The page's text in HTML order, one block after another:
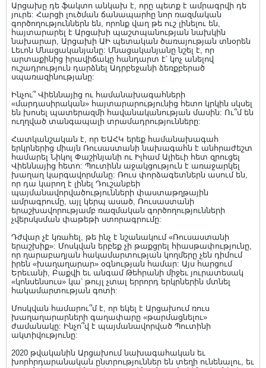
Արցախը դե ֆակտո անկախ է, որը պետք է ամրագրվի դե
յուրե: Հարցի լուծման ճանապարհը նոր ռազմական
գործողություններն են, որոնք վաղ թե ուշ լինելու են,
հայտարարել է Արցախի պաշտպանության նախկին
նախարար, Արցախի ԱԻ պետական ծառայության տնօրեն
Լեւոն Մնացականյանը: Մնացականյանը նշել է, որ
արտաքինից իրավիճակը հանդարտ է՝ կոչ անելով
ուշադրություն դարձնել Ադրբեջանի ձեռքբերած
սպառազինությանը:
Ինչու՞ Վիեննայից ու համանախագահների
«մարդասիրական» հայտարարությունից հետո կրկին սկսել
են խոսել պատերազմի հավանականության մասին: Ու՞մ են
ուղղված տանգապալի տրամադրությունները:
Հատկանշական է, որ ԵԱՀԿ երեք համանախագահ
երկրներից միայն Ռուսաստանի նախագահն է անհրաժեշտ
համարել Նիկոլ Փաշինյանի ու Իլհամ Ալիեւի հետ զրուցել
Վիեննայից հետո: Պուտինն աջակցություն է առաջարկել
խաղաղ կարգավորմանը: Ռուս փորձագետներն ասում են,
որ դա կարող է լինել Դուշանբեի
պայմանավորվածությունների փաստաթղթային
ամրագրումը, այլ կերպ ասած, Ռուսաստանի
երաշխավորությամբ ռազմական գործողությունների
չվերսկսման փաթեթի ստորագրումը:
Դժվար չէ կռահել, թե ինչ է նշանակում «Ռուսաստանի
երաշխիք»: Մոսկվան երբեք չի թաքցրել հիասթափությունը,
որ ղարաբաղյան հակամարտության կողմերը չեն դիմում
իրեն «խաղաղարար» օգնության համար: Այս հարցում
Երեւանի, Բաքվի եւ անգամ Թեհրանի միջեւ յուրատեսակ
«կոնսենսուս» կա՝ թույլ չտալ երրորդ երկրներին մտնել
հակամարտության գոտի:
Մոսկվան համարու՞մ է, որ եկել է Արցախում ռուս
խաղաղարարների գաղափարը «թարմացնելու»
ժամանակը: Ինչո՞վ է պայմանավորված Պուտինի
ակտիվությունը:
2020 թվականին Արցախում նախագահական եւ
խորհրդարանական ընտրություններ են տեղի ունենալու, եւ